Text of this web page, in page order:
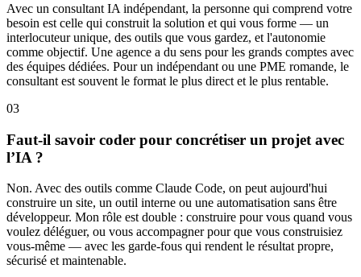
Avec un consultant IA indépendant, la personne qui comprend votre
besoin est celle qui construit la solution et qui vous forme — un
interlocuteur unique, des outils que vous gardez, et l'autonomie
comme objectif. Une agence a du sens pour les grands comptes avec
des équipes dédiées. Pour un indépendant ou une PME romande, le
consultant est souvent le format le plus direct et le plus rentable.
03
Faut-il savoir coder pour concrétiser un projet avec
l’IA ?
Non. Avec des outils comme Claude Code, on peut aujourd'hui
construire un site, un outil interne ou une automatisation sans être
développeur. Mon rôle est double : construire pour vous quand vous
voulez déléguer, ou vous accompagner pour que vous construisiez
vous-même — avec les garde-fous qui rendent le résultat propre,
sécurisé et maintenable.